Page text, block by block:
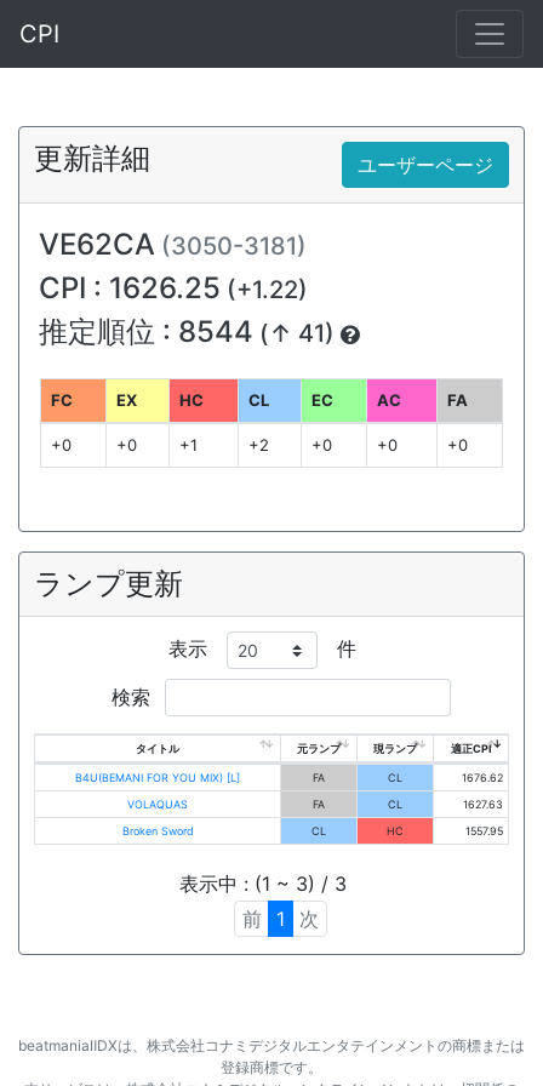
CPI
更新詳細 ユーザーページ
VE62CA (3050-3181)
CPI : 1626.25 (+1.22)
推定順位 : 8544 (↑ 41)
FC EX HC CL EC AC FA
+0 +0 +1 +2 +0 +0 +0
ランプ更新
表示 件
検索
タイトル 元ランプ 現ランプ 適正CPI
B4U(BEMANI FOR YOU MIX) [L] FA CL
1676.62
VOLAQUAS
FA CL
1627.63
Broken Sword
CL HC 1557.95
表示中 : (1 ~ 3) / 3
前
1 次
beatmaniaⅡDXは、株式会社コナミデジタルエンタテインメントの商標または
登録商標です。